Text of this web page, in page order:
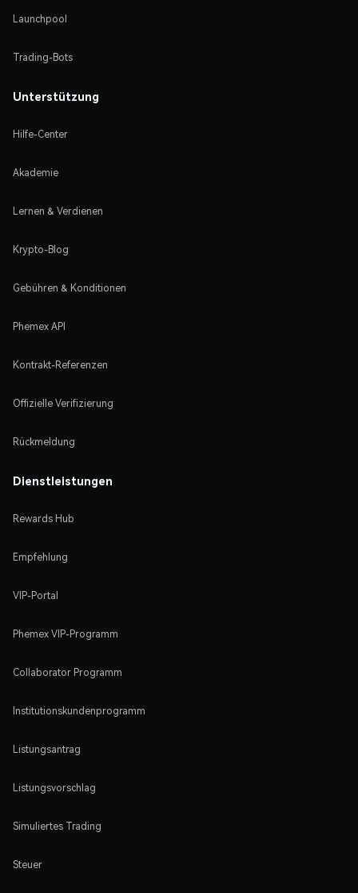
Launchpool
Trading-Bots
Unterstützung
Hilfe-Center
Akademie
Lernen & Verdienen
Krypto-Blog
Gebühren & Konditionen
Phemex API
Kontrakt-Referenzen
Offizielle Verifizierung
Rückmeldung
Dienstleistungen
Rewards Hub
Empfehlung
VIP-Portal
Phemex VIP-Programm
Collaborator Programm
Institutionskundenprogramm
Listungsantrag
Listungsvorschlag
Simuliertes Trading
Steuer